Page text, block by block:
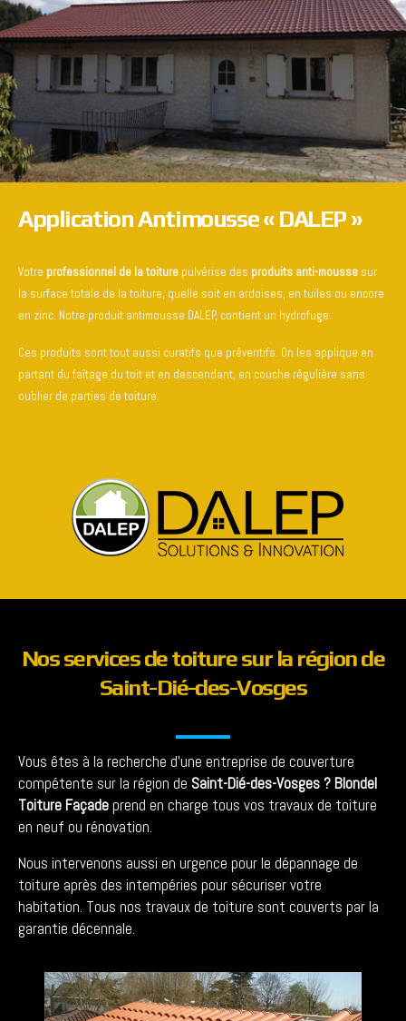
Application Antimousse « DALEP »
Votre professionnel de la toiture pulvérise des produits anti-mousse sur
la surface totale de la toiture, quelle soit en ardoises, en tuiles ou encore
en zinc. Notre produit antimousse DALEP, contient un hydrofuge.
Ces produits sont tout aussi curatifs que préventifs. On les applique en
partant du faîtage du toit et en descendant, en couche régulière sans
oublier de parties de toiture.
Nos services de toiture sur la région de
Saint-Dié-des-Vosges
Vous êtes à la recherche d’une entreprise de couverture
compétente sur la région de Saint-Dié-des-Vosges ?Blondel
Toiture Façadeprend en charge tous vos travaux de toiture
en neuf ou rénovation.
Nous intervenons aussi en urgence pour le dépannage de
toiture après des intempéries pour sécuriser votre
habitation. Tous nos travaux de toiture sont couverts par la
garantie décennale.